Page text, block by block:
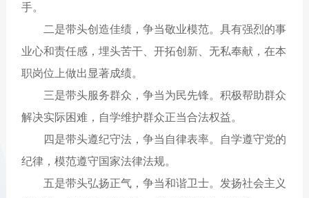
手。
二是带头创造佳绩，争当敬业模范。具有强烈的事
业心和责任感，埋头苦干、开拓创新、无私奉献，在本
职岗位上做出显著成绩。
三是带头服务群众，争当为民先锋。积极帮助群众
解决实际困难，自学维护群众正当合法权益。
四是带头遵纪守法，争当自律表率。自学遵守党的
纪律，模范遵守国家法律法规。
五是带头弘扬正气，争当和谐卫士。发扬社会主义